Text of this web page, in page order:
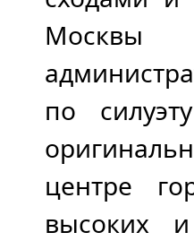
Москвы
по
центре
высоких